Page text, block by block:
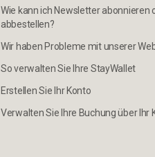
Wie kann ich Newsletter abonnieren
abbestellen?
Wir haben Probleme mit unserer
So verwalten Sie Ihre StayWallet
Erstellen Sie Ihr Konto
Verwalten Sie Ihre Buchung über Ihr